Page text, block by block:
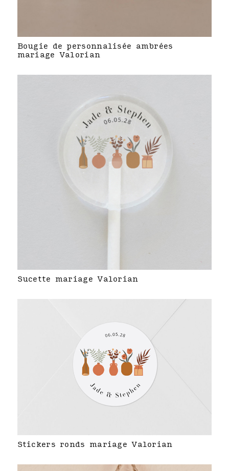
Bougie de personnalisée ambrées
mariage Valorian
Sucette mariage Valorian
Stickers ronds mariage Valorian